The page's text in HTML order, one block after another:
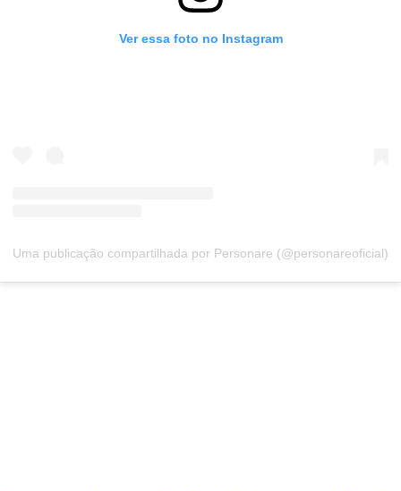
Ver essa foto no Instagram
Uma publicação compartilhada por Personare (@personareoficial)